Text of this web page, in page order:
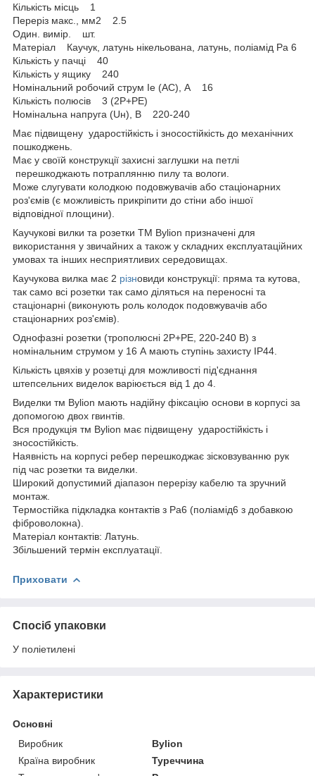
Кількість місць 1
Переріз макс., мм2 2.5
Один. вимір. шт.
Матеріал Каучук, латунь нікельована, латунь, поліамід Pa 6
Кількість у пачці 40
Кількість у ящику 240
Номінальний робочий струм Ie (AC), А 16
Кількість полюсів 3 (2P+РE)
Номінальна напруга (Uн), В 220-240
Має підвищену ударостійкість і зносостійкість до механічних
пошкоджень.
Має у своїй конструкції захисні заглушки на петлі
перешкоджають потраплянню пилу та вологи.
Може слугувати колодкою подовжувачів або стаціонарних
роз'ємів (є можливість прикріпити до стіни або іншої
відповідної площини).
Каучукові вилки та розетки ТМ Bylion призначені для
використання у звичайних а також у складних експлуатаційних
умовах та інших несприятливих середовищах.
Каучукова вилка має 2 різновиди конструкції: пряма та кутова,
так само всі розетки так само діляться на переносні та
стаціонарні (виконують роль колодок подовжувачів або
стаціонарних роз'ємів).
Однофазні розетки (трополюсні 2P+PE, 220-240 В) з
номінальним струмом у 16 А мають ступінь захисту IP44.
Кількість цвяхів у розетці для можливості під'єднання
штепсельних виделок варіюється від 1 до 4.
Виделки тм Bylion мають надійну фіксацію основи в корпусі за
допомогою двох гвинтів.
Вся продукція тм Bylion має підвищену ударостійкість і
зносостійкість.
Наявність на корпусі ребер перешкоджає зісковзуванню рук
під час розетки та виделки.
Широкий допустимий діапазон перерізу кабелю та зручний
монтаж.
Термостійка підкладка контактів з Pa6 (поліамід6 з добавкою
фіброволокна).
Матеріал контактів: Латунь.
Збільшений термін експлуатації.
Приховати
Спосіб упаковки
У поліетилені
Характеристики
Основні
Виробник
Bylion
Країна виробник
Туреччина